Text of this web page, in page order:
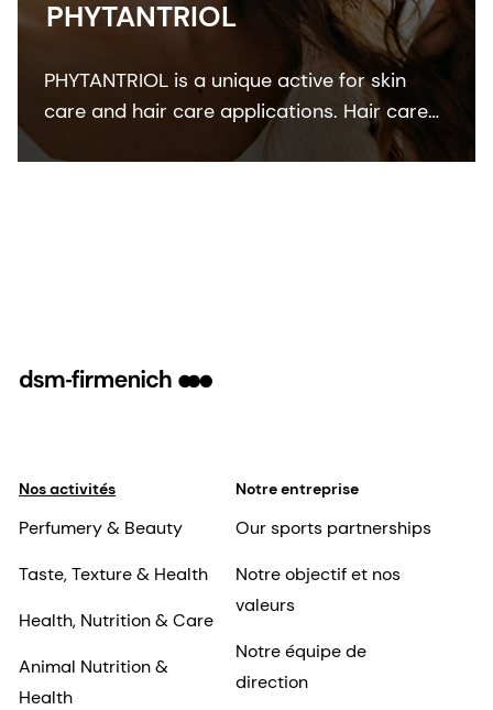
PHYTANTRIOL
PHYTANTRIOL is a unique active for skin
care and hair care applications. Hair care
studies demonstrated its efficacy to
Nos activités
Perfumery & Beauty
Taste, Texture & Health
Health, Nutrition & Care
Animal Nutrition &
Health
Notre entreprise
Our sports partnerships
Notre objectif et nos
valeurs
Notre équipe de
direction